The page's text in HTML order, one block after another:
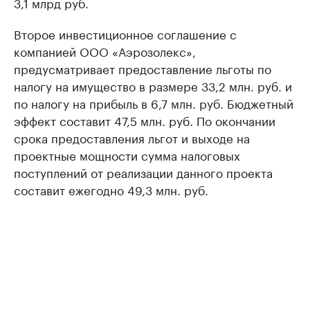
Второе инвестиционное соглашение с
компанией ООО «Аэрозолекс»,
предусматривает предоставление льготы по
налогу на имущество в размере 33,2 млн. руб. и
по налогу на прибыль в 6,7 млн. руб. Бюджетный
эффект составит 47,5 млн. руб. По окончании
срока предоставления льгот и выходе на
проектные мощности сумма налоговых
поступлений от реализации данного проекта
составит ежегодно 49,3 млн. руб.